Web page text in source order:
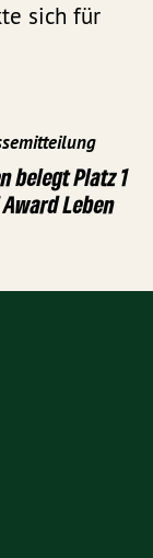
sich für
belegt Platz 1
Leben